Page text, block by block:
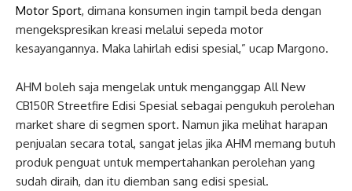
Motor Sport, dimana konsumen ingin tampil beda dengan
mengekspresikan kreasi melalui sepeda motor
kesayangannya. Maka lahirlah edisi spesial,” ucap Margono.
AHM boleh saja mengelak untuk menganggap All New
CB150R Streetfire Edisi Spesial sebagai pengukuh perolehan
market share di segmen sport. Namun jika melihat harapan
penjualan secara total, sangat jelas jika AHM memang butuh
produk penguat untuk mempertahankan perolehan yang
sudah diraih, dan itu diemban sang edisi spesial.